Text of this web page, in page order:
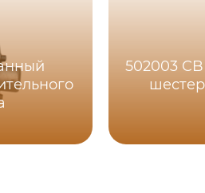
502003